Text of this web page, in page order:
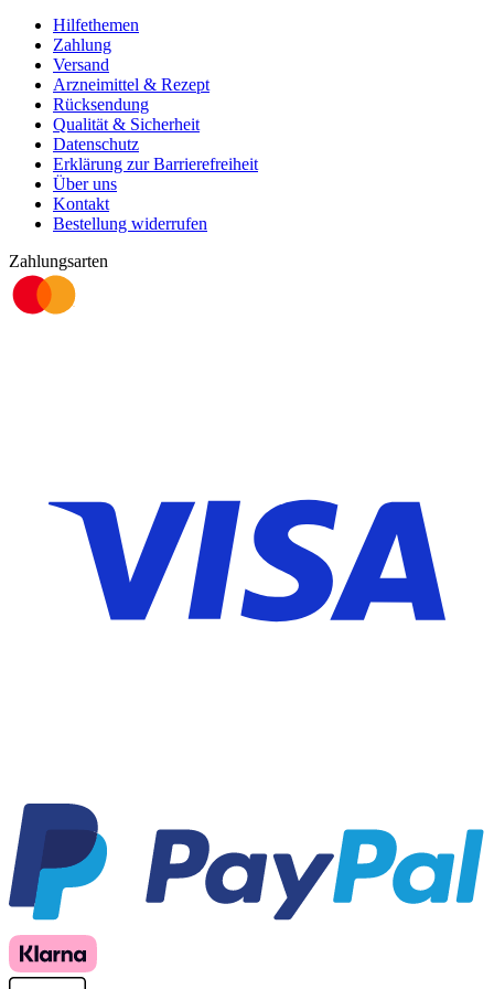
Hilfethemen
Zahlung
Versand
Arzneimittel & Rezept
Rücksendung
Qualität & Sicherheit
Datenschutz
Erklärung zur Barrierefreiheit
Über uns
Kontakt
Bestellung widerrufen
Zahlungsarten